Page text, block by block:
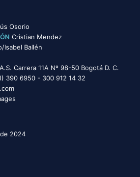
Osorio
Cristian Mendez
Isabel Ballén
Carrera 11A Nº 98-50 Bogotá D. C.
390 6950 - 300 912 14 32
2024